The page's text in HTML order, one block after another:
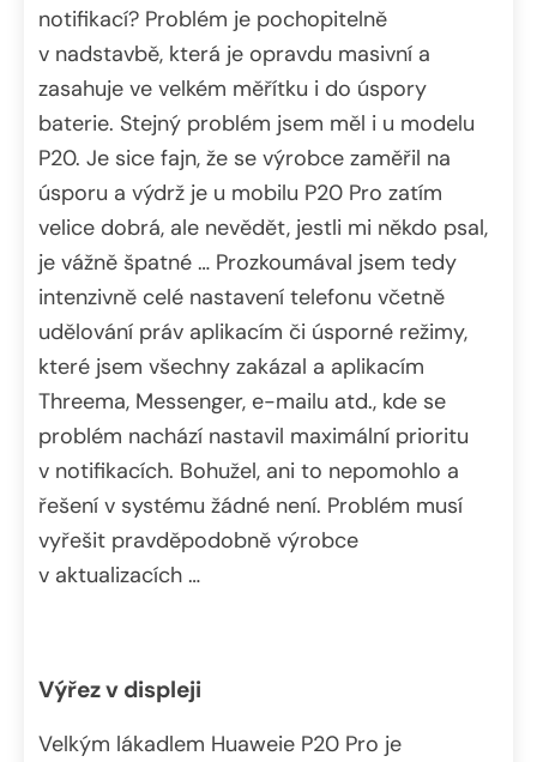
notifikací? Problém je pochopitelně
v nadstavbě, která je opravdu masivní a
zasahuje ve velkém měřítku i do úspory
baterie. Stejný problém jsem měl i u modelu
P20. Je sice fajn, že se výrobce zaměřil na
úsporu a výdrž je u mobilu P20 Pro zatím
velice dobrá, ale nevědět, jestli mi někdo psal,
je vážně špatné … Prozkoumával jsem tedy
intenzivně celé nastavení telefonu včetně
udělování práv aplikacím či úsporné režimy,
které jsem všechny zakázal a aplikacím
Threema, Messenger, e-mailu atd., kde se
problém nachází nastavil maximální prioritu
v notifikacích. Bohužel, ani to nepomohlo a
řešení v systému žádné není. Problém musí
vyřešit pravděpodobně výrobce
v aktualizacích …
Výřez v displeji
Velkým lákadlem Huaweie P20 Pro je